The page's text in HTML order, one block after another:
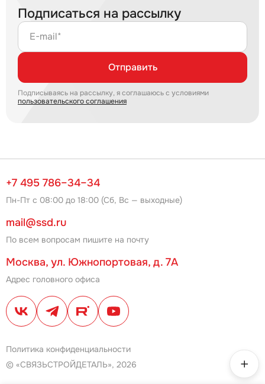
Подписаться на рассылку
E-mail*
Отправить
Подписываясь на рассылку, я соглашаюсь с условиями
пользовательского соглашения
+7 495 786–34–34
Пн-Пт с 08:00 до 18:00 (Сб, Вс — выходные)
mail@ssd.ru
По всем вопросам пишите на почту
Москва, ул. Южнопортовая, д. 7А
Адрес головного офиса
Политика конфиденциальности
© «СВЯЗЬСТРОЙДЕТАЛЬ», 2026